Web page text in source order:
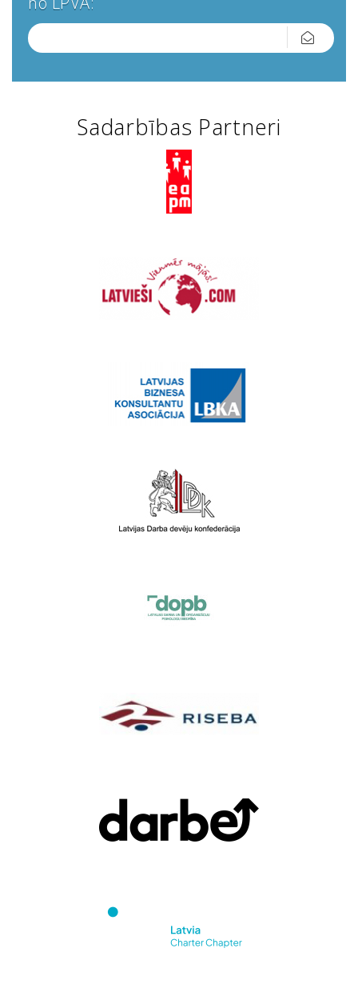
Sadarbības Partneri